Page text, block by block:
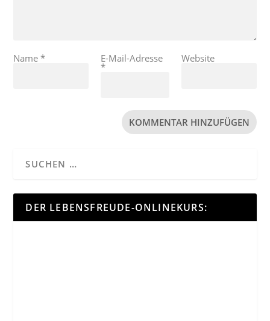
Name* E-Mail-Adresse
*
Website
DER LEBENSFREUDE-ONLINEKURS: